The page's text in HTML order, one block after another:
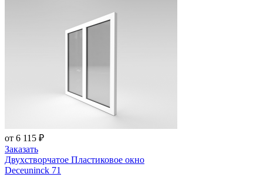
от 6 115 ₽
Заказать
Двухстворчатое Пластиковое окно
Deceuninck 71